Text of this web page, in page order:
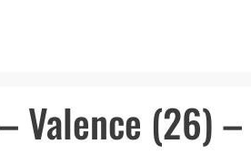
Valence (26) –